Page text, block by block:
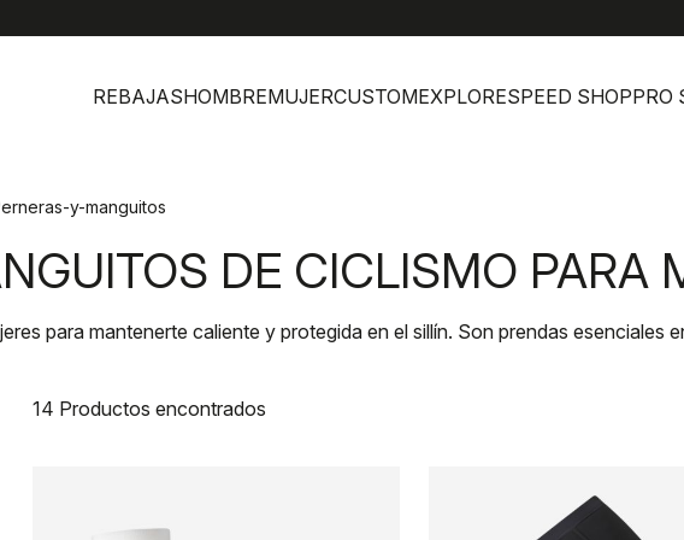
REBAJASHOMBREMUJERCUSTOMEXPLORESPEED SHOPPRO
y-manguitos
DE CICLISMO PARA
para mantenerte caliente y protegida en el sillín. Son prendas esenciales
14 Productos encontrados